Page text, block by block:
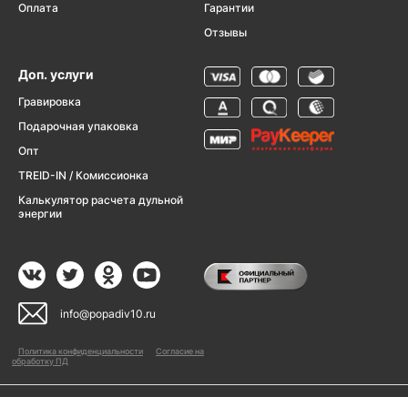
Оплата
Гарантии
Отзывы
Доп. услуги
Гравировка
Подарочная упаковка
Опт
TREID-IN / Комиссионка
Калькулятор расчета дульной
энергии
info@popadiv10.ru
Политика конфиденциальности
Согласие на
обработку ПД